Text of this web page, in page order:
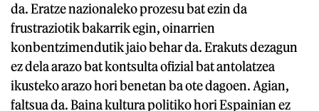
da. Eratze nazionaleko prozesu bat ezin da
frustraziotik bakarrik egin, oinarrien
konbentzimendutik jaio behar da. Erakuts dezagun
ez dela arazo bat kontsulta ofizial bat antolatzea
ikusteko arazo hori benetan ba ote dagoen. Agian,
faltsua da. Baina kultura politiko hori Espainian ez